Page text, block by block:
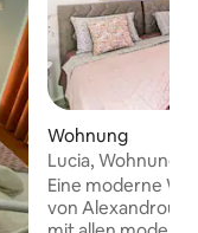
Wohnung
Lucia, Wohnung
Eine moderne
von